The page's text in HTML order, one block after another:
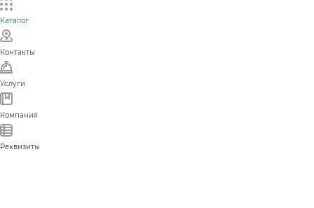
Каталог
Контакты
Услуги
Компания
Реквизиты